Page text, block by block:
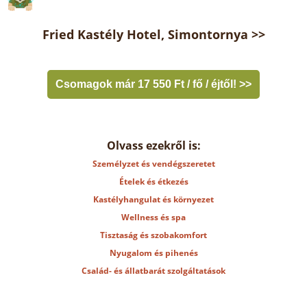
Fried Kastély Hotel, Simontornya >>
Csomagok már 17 550 Ft / fő / éjtől! >>
Olvass ezekről is:
Személyzet és vendégszeretet
Ételek és étkezés
Kastélyhangulat és környezet
Wellness és spa
Tisztaság és szobakomfort
Nyugalom és pihenés
Család- és állatbarát szolgáltatások